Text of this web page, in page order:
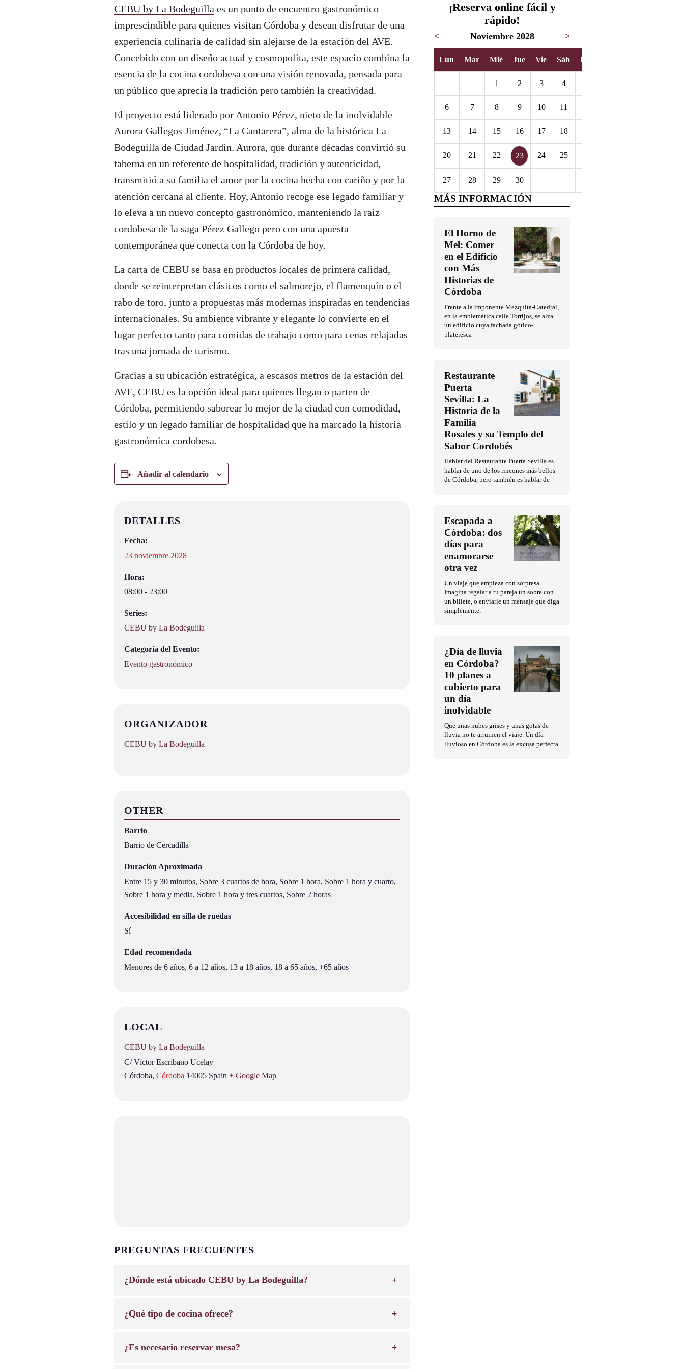
CEBU by La Bodeguilla es un punto de encuentro gastronómico
imprescindible para quienes visitan Córdoba y desean disfrutar de una
experiencia culinaria de calidad sin alejarse de la estación del AVE.
Concebido con un diseño actual y cosmopolita, este espacio combina la
esencia de la cocina cordobesa con una visión renovada, pensada para
un público que aprecia la tradición pero también la creatividad.
El proyecto está liderado por Antonio Pérez, nieto de la inolvidable
Aurora Gallegos Jiménez, “La Cantarera”, alma de la histórica La
Bodeguilla de Ciudad Jardín. Aurora, que durante décadas convirtió su
taberna en un referente de hospitalidad, tradición y autenticidad,
transmitió a su familia el amor por la cocina hecha con cariño y por la
atención cercana al cliente. Hoy, Antonio recoge ese legado familiar y
lo eleva a un nuevo concepto gastronómico, manteniendo la raíz
cordobesa de la saga Pérez Gallego pero con una apuesta
contemporánea que conecta con la Córdoba de hoy.
La carta de CEBU se basa en productos locales de primera calidad,
donde se reinterpretan clásicos como el salmorejo, el flamenquín o el
rabo de toro, junto a propuestas más modernas inspiradas en tendencias
internacionales. Su ambiente vibrante y elegante lo convierte en el
lugar perfecto tanto para comidas de trabajo como para cenas relajadas
tras una jornada de turismo.
Gracias a su ubicación estratégica, a escasos metros de la estación del
AVE, CEBU es la opción ideal para quienes llegan o parten de
Córdoba, permitiendo saborear lo mejor de la ciudad con comodidad,
estilo y un legado familiar de hospitalidad que ha marcado la historia
gastronómica cordobesa.
Añadir al calendario
DETALLES
Fecha:
23 noviembre 2028
Hora:
08:00 - 23:00
Series:
CEBU by La Bodeguilla
Categoría del Evento:
Evento gastronómico
ORGANIZADOR
CEBU by La Bodeguilla
OTHER
Barrio
Barrio de Cercadilla
Duración Aproximada
Entre 15 y 30 minutos, Sobre 3 cuartos de hora, Sobre 1 hora, Sobre 1 hora y cuarto,
Sobre 1 hora y media, Sobre 1 hora y tres cuartos, Sobre 2 horas
Accesibilidad en silla de ruedas
Sí
Edad recomendada
Menores de 6 años, 6 a 12 años, 13 a 18 años, 18 a 65 años, +65 años
LOCAL
CEBU by La Bodeguilla
C/ Víctor Escribano Ucelay
Córdoba, Córdoba 14005 Spain + Google Map
PREGUNTAS FRECUENTES
¿Dónde está ubicado CEBU by La Bodeguilla?
¿Qué tipo de cocina ofrece?
¿Es necesario reservar mesa?
¡Reserva online fácil y
rápido!
< Noviembre 2028 >
Lun Mar Mié Jue Vie Sáb Dom
1 2 3 4
6 7 8 9 10 11
13 14 15 16 17 18
20 21 22 23 24 25
27 28 29 30
MÁS INFORMACIÓN
El Horno de
Mel: Comer
en el Edificio
con Más
Historias de
Córdoba
Frente a la imponente Mezquita-Catedral,
en la emblemática calle Torrijos, se alza
un edificio cuya fachada gótico-
plateresca
Restaurante
Puerta
Sevilla: La
Historia de la
Familia
Rosales y su Templo del
Sabor Cordobés
Hablar del Restaurante Puerta Sevilla es
hablar de uno de los rincones más bellos
de Córdoba, pero también es hablar de
Escapada a
Córdoba: dos
días para
enamorarse
otra vez
Un viaje que empieza con sorpresa
Imagina regalar a tu pareja un sobre con
un billete, o enviarle un mensaje que diga
simplemente:
¿Día de lluvia
en Córdoba?
10 planes a
cubierto para
un día
inolvidable
Que unas nubes grises y unas gotas de
lluvia no te arruinen el viaje. Un día
lluvioso en Córdoba es la excusa perfecta